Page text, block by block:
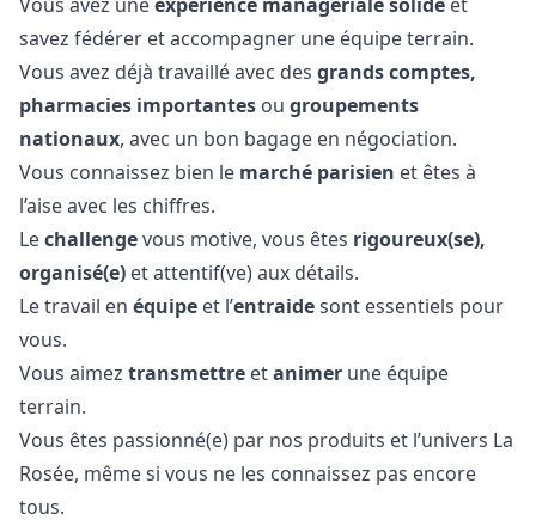
savez fédérer et accompagner une équipe terrain.
Vous avez déjà travaillé avec des grands comptes,
pharmacies importantes ou groupements
nationaux, avec un bon bagage en négociation.
Vous connaissez bien le marché parisien et êtes à
l’aise avec les chiffres.
Lechallengevous motive, vous êtes rigoureux(se),
organisé(e) et attentif(ve) aux détails.
Le travail en équipe et l’entraidesont essentiels pour
vous.
Vous aimez transmettre etanimer une équipe
terrain.
Vous êtes passionné(e) par nos produits et l’univers La
Rosée, même si vous ne les connaissez pas encore
tous.